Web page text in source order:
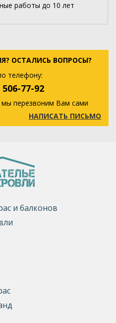
работы до 10 лет
ОСТАЛИСЬ ВОПРОСЫ?
телефону:
506-77-92
мы перезвоним Вам сами
НАПИСАТЬ ПИСЬМО
и балконов